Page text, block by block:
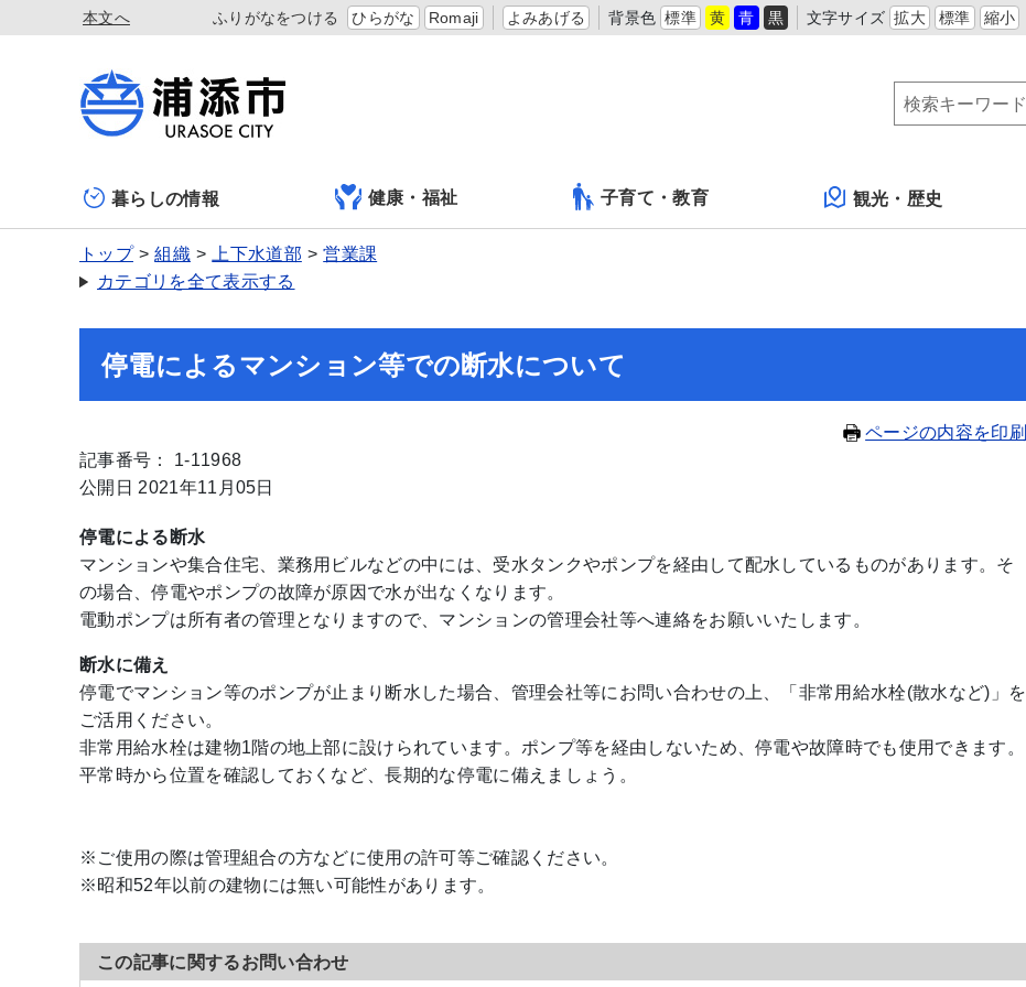
本文へ ふりがなをつける ひらがな Romaji よみあげる 背景色 標準 黄 青 黒 文字サイズ 拡大 標準 縮小
暮らしの情報 健康・福祉 子育て・教育 観光・歴史
トップ 組織 上下水道部
営業課
カテゴリを全て表示する
停電によるマンション等での断水について
ページの内容を印刷
記事番号： 1-11968
公開日 2021年11月05日
停電による断水
マンションや集合住宅、業務用ビルなどの中には、受水タンクやポンプを経由して配水しているものがあります。そ
の場合、停電やポンプの故障が原因で水が出なくなります。
電動ポンプは所有者の管理となりますので、マンションの管理会社等へ連絡をお願いいたします。
断水に備え
停電でマンション等のポンプが止まり断水した場合、管理会社等にお問い合わせの上、「非常用給水栓(散水など)」を
ご活用ください。
非常用給水栓は建物1階の地上部に設けられています。ポンプ等を経由しないため、停電や故障時でも使用できます。
平常時から位置を確認しておくなど、長期的な停電に備えましょう。
※ご使用の際は管理組合の方などに使用の許可等ご確認ください。
※昭和52年以前の建物には無い可能性があります。
この記事に関するお問い合わせ